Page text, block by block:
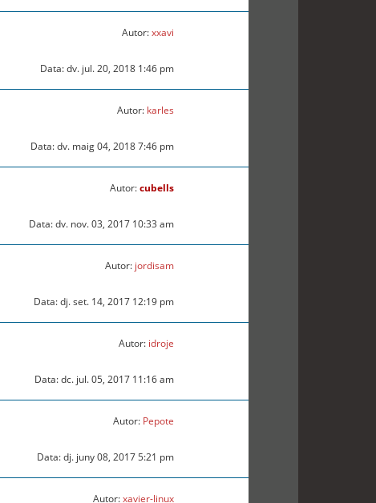
Autor:xxavi
Data: dv. jul. 20, 2018 1:46 pm
Autor: karles
Data: dv. maig 04, 2018 7:46 pm
Autor:cubells
Data: dv. nov. 03, 2017 10:33 am
Autor: jordisam
Data: dj. set. 14, 2017 12:19 pm
Autor: idroje
Data: dc. jul. 05, 2017 11:16 am
Autor: Pepote
Data: dj. juny 08, 2017 5:21 pm
Autor:xavier-linux